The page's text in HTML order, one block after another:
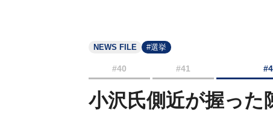
NEWS FILE #選挙
#40 #41
小沢氏側近が握った